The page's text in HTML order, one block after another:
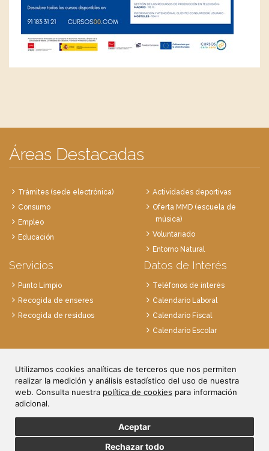
Utilizamos cookies analíticas de terceros que nos permiten
realizar la medición y análisis estadístico del uso de nuestra
web. Consulta nuestra política de cookies para información
adicional.
Aceptar
Rechazar todo
Áreas Destacadas
Trámites (sede electrónica)
Consumo
Empleo
Educación
Actividades deportivas
Oferta MMD (escuela de
música)
Voluntariado
Entorno Natural
Servicios
Punto Limpio
Recogida de enseres
Recogida de residuos
Datos de Interés
Teléfonos de interés
Calendario Laboral
Calendario Fiscal
Calendario Escolar
28814 Daganzo, Madrid
Tlf. 91 884 52 59
Fax. 91 884 52 92